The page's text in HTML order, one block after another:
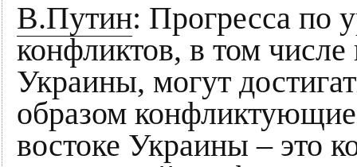
В.Путин: Прогресса по
конфликтов, в том
Украины, могут
образом
востоке Украины – это